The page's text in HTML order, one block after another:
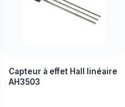
Capteur à effet Hall linéaire
AH3503